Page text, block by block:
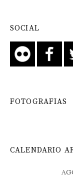
SOCIAL
FOTOGRAFIAS
CALENDARIO